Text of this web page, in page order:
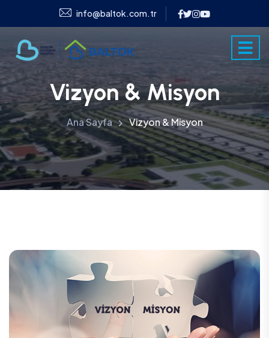
info@baltok.com.tr
Vizyon & Misyon
Ana Sayfa Vizyon & Misyon